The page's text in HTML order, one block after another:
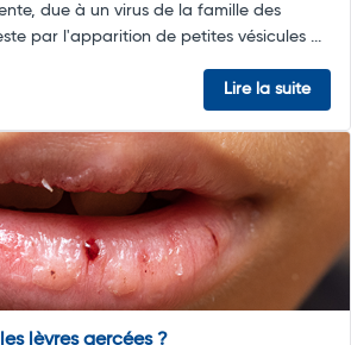
due à un virus de la famille des
par l'apparition de petites vésicules ...
Lire la suite
lèvres gercées ?